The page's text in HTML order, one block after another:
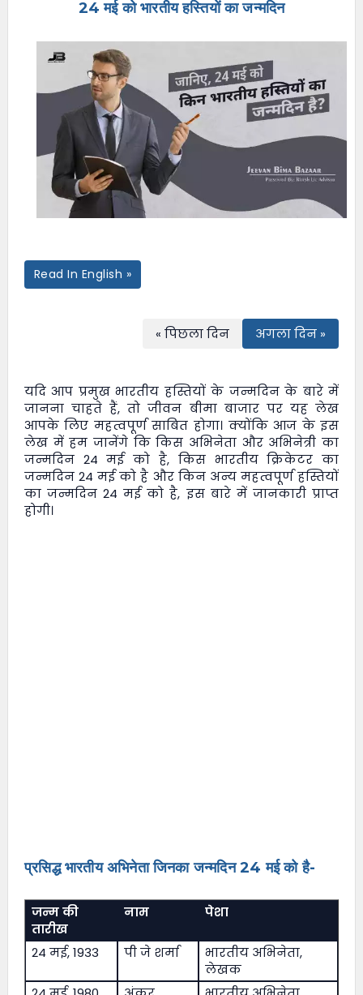
24 मई को भारतीय हस्तियों का जन्मदिन
Read In English »
« पिछला दिन अगला दिन »
यदि आप प्रमुख भारतीय हस्तियों के जन्मदिन के बारे में
जानना चाहते हैं, तोजीवन बीमा बाजारपर यह लेख
आपके लिए महत्वपूर्ण साबित होगा। क्योंकि आज के इस
लेख में हम जानेंगे कि किस अभिनेता और अभिनेत्री का
जन्मदिन 24 मई को है, किस भारतीय क्रिकेटर का
जन्मदिन 24 मई को है और किन अन्य महत्वपूर्ण हस्तियों
का जन्मदिन 24 मई को है, इस बारे में जानकारी प्राप्त
होगी।
प्रसिद्ध भारतीय अभिनेता जिनका जन्मदिन 24 मई को है-
जन्म की
तारीख
नाम पेशा
24 मई, 1933 पी जे शर्मा
भारतीय अभिनेता,
लेखक